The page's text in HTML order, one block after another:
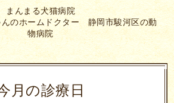
まんまる犬猫病院
んのホームドクター 静岡市駿河区の動
物病院
月の診療日